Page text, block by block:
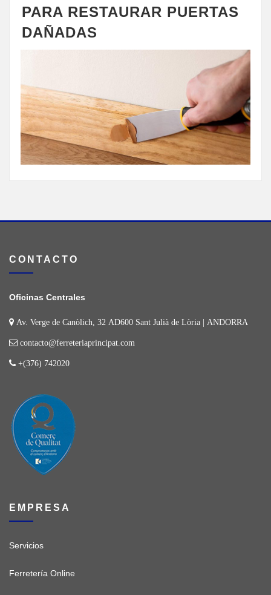
PARA RESTAURAR PUERTAS
DAÑADAS
CONTACTO
Oficinas Centrales
Av. Verge de Canòlich, 32 AD600 Sant Julià de Lòria | ANDORRA
contacto@ferreteriaprincipat.com
+(376) 742020
EMPRESA
Servicios
Ferretería Online